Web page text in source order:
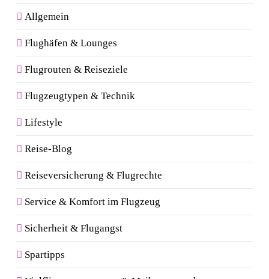
Allgemein
Flughäfen & Lounges
Flugrouten & Reiseziele
Flugzeugtypen & Technik
Lifestyle
Reise-Blog
Reiseversicherung & Flugrechte
Service & Komfort im Flugzeug
Sicherheit & Flugangst
Spartipps